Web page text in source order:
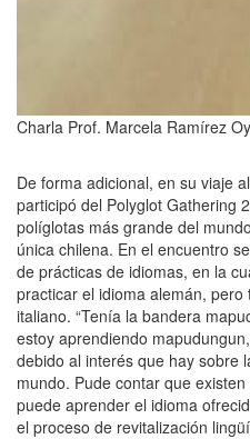
Charla Prof. Marcela Ramírez
De forma adicional, en su viaje
participó del Polyglot Gathering
políglotas más grande del
única chilena. En el encuentro
de prácticas de idiomas, en la
practicar el idioma alemán,
italiano. “Tenía la bandera
estoy aprendiendo
debido al interés que hay sobre
mundo. Pude contar que
puede aprender el idioma
el proceso de revitalización